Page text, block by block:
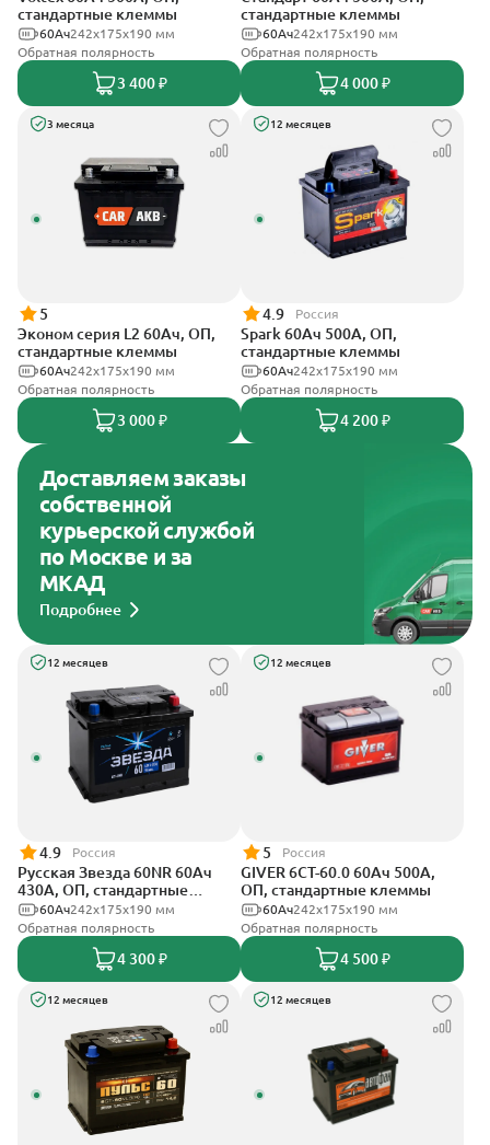
стандартные клеммы
242х175х190 мм
60Ач
Обратная полярность
3 400 ₽
стандартные клеммы
242x175x190 мм
60Ач
Обратная полярность
4 000 ₽
3 месяца
5
Эконом серия L2 60Ач, ОП,
стандартные клеммы
242х175х190 мм
60Ач
Обратная полярность
3 000 ₽
12 месяцев
4.9 Россия
Spark 60Ач 500А, ОП,
стандартные клеммы
242х175х190 мм
60Ач
Обратная полярность
4 200 ₽
Доставляем заказы
собственной
курьерской службой
по Москве и за
МКАД
Подробнее
12 месяцев
4.9 Россия
Русская Звезда 60NR 60Ач
430А, ОП, стандартные
клеммы242x175x190 мм
60Ач
Обратная полярность
4 300 ₽
12 месяцев
5 Россия
GIVER 6СТ-60.0 60Ач 500А,
ОП, стандартные клеммы
242х175х190 мм
60Ач
Обратная полярность
4 500 ₽
12 месяцев 12 месяцев